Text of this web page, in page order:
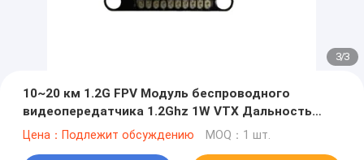
3/3
10~20 км 1.2G FPV Модуль беспроводного
видеопередатчика 1.2Ghz 1W VTX Дальность
цифровой передачи
Цена：Подлежит обсуждению MOQ：1 шт.